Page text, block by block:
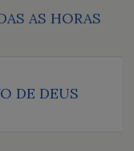
AS HORAS
DE DEUS